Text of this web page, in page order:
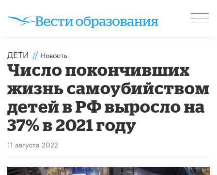
ДЕТИ // Новость
Число покончивших
жизнь самоубийством
детей в РФ выросло на
37% в 2021 году
11 августа 2022